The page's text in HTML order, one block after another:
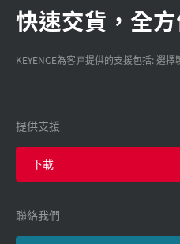
快速交貨，全
KEYENCE為客戸提供的支援包括: 選
提供支援
下載
聯絡我們